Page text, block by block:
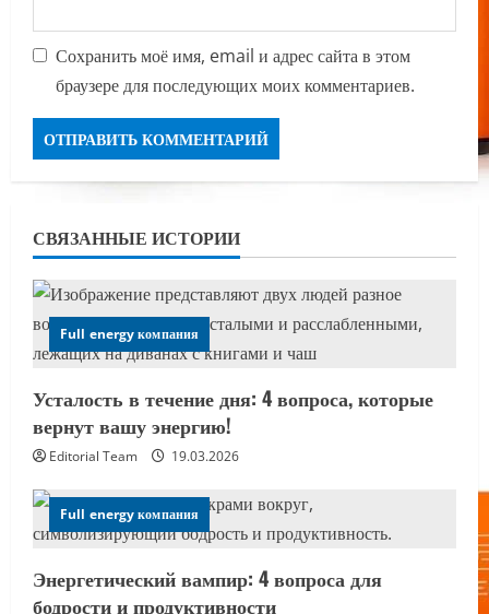
Сохранить моё имя, email и адрес сайта в этом
браузере для последующих моих комментариев.
СВЯЗАННЫЕ ИСТОРИИ
Full energy компания
Усталость в течение дня: 4 вопроса, которые
вернут вашу энергию!
Editorial Team 19.03.2026
Full energy компания
Энергетический вампир: 4 вопроса для
бодрости и продуктивности